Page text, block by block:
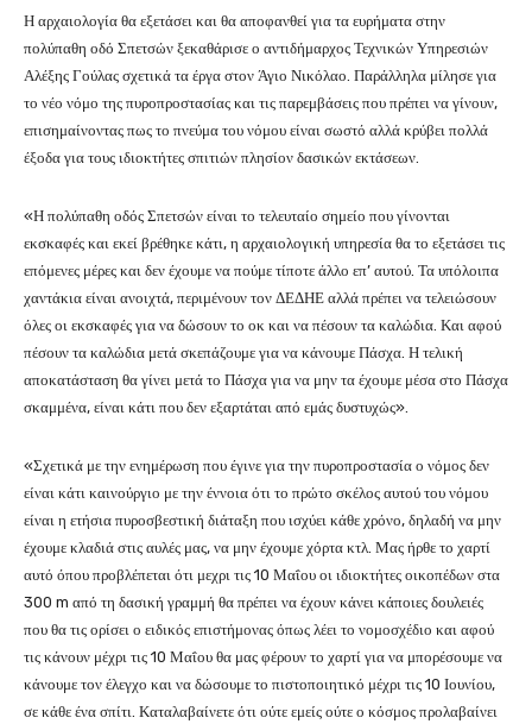
Η αρχαιολογία θα εξετάσει και θα αποφανθεί για τα ευρήματα στην
πολύπαθη οδό Σπετσών ξεκαθάρισε ο αντιδήμαρχος Τεχνικών Υπηρεσιών
Αλέξης Γούλας σχετικά τα έργα στον Άγιο Νικόλαο. Παράλληλα μίλησε για
το νέο νόμο της πυροπροστασίας και τις παρεμβάσεις που πρέπει να γίνουν,
επισημαίνοντας πως το πνεύμα του νόμου είναι σωστό αλλά κρύβει πολλά
έξοδα για τους ιδιοκτήτες σπιτιών πλησίον δασικών εκτάσεων.
«Η πολύπαθη οδός Σπετσών είναι το τελευταίο σημείο που γίνονται
εκσκαφές και εκεί βρέθηκε κάτι, η αρχαιολογική υπηρεσία θα το εξετάσει τις
επόμενες μέρες και δεν έχουμε να πούμε τίποτε άλλο επ’ αυτού. Τα υπόλοιπα
χαντάκια είναι ανοιχτά, περιμένουν τον ΔΕΔΗΕ αλλά πρέπει να τελειώσουν
όλες οι εκσκαφές για να δώσουν το οκ και να πέσουν τα καλώδια. Και αφού
πέσουν τα καλώδια μετά σκεπάζουμε για να κάνουμε Πάσχα. Η τελική
αποκατάσταση θα γίνει μετά το Πάσχα για να μην τα έχουμε μέσα στο Πάσχα
σκαμμένα, είναι κάτι που δεν εξαρτάται από εμάς δυστυχώς».
«Σχετικά με την ενημέρωση που έγινε για την πυροπροστασία ο νόμος δεν
είναι κάτι καινούργιο με την έννοια ότι το πρώτο σκέλος αυτού του νόμου
είναι η ετήσια πυροσβεστική διάταξη που ισχύει κάθε χρόνο, δηλαδή να μην
έχουμε κλαδιά στις αυλές μας, να μην έχουμε χόρτα κτλ. Μας ήρθε το χαρτί
αυτό όπου προβλέπεται ότι μεχρι τις 10 Μαΐου οι ιδιοκτήτες οικοπέδων στα
300 m από τη δασική γραμμή θα πρέπει να έχουν κάνει κάποιες δουλειές
που θα τις ορίσει ο ειδικός επιστήμονας όπως λέει το νομοσχέδιο και αφού
τις κάνουν μέχρι τις 10 Μαΐου θα μας φέρουν το χαρτί για να μπορέσουμε να
κάνουμε τον έλεγχο και να δώσουμε το πιστοποιητικό μέχρι τις 10 Ιουνίου,
σε κάθε ένα σπίτι. Καταλαβαίνετε ότι ούτε εμείς ούτε ο κόσμος προλαβαίνει